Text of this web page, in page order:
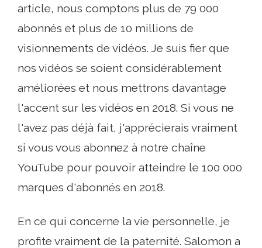
article, nous comptons plus de 79 000
abonnés et plus de 10 millions de
visionnements de vidéos. Je suis fier que
nos vidéos se soient considérablement
améliorées et nous mettrons davantage
l'accent sur les vidéos en 2018. Si vous ne
l'avez pas déjà fait, j'apprécierais vraiment
si vous vous abonnez à notre chaîne
YouTube pour pouvoir atteindre le 100 000
marques d'abonnés en 2018.
En ce qui concerne la vie personnelle, je
profite vraiment de la paternité. Salomon a